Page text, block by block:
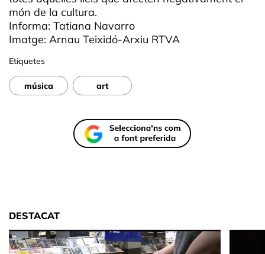
món de la cultura.
Informa: Tatiana Navarro
Imatge: Arnau Teixidó-Arxiu RTVA
Etiquetes
música art
DESTACAT